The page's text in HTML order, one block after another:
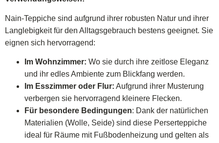
Nain-Teppiche sind aufgrund ihrer robusten Natur und ihrer
Langlebigkeit für den Alltagsgebrauch bestens geeignet. Sie
eignen sich hervorragend:
Im Wohnzimmer: Wo sie durch ihre zeitlose Eleganz
und ihr edles Ambiente zum Blickfang werden.
Im Esszimmer oder Flur: Aufgrund ihrer Musterung
verbergen sie hervorragend kleinere Flecken.
Für besondere Bedingungen: Dank der natürlichen
Materialien (Wolle, Seide) sind diese Perserteppiche
ideal für Räume mit Fußbodenheizung und gelten als